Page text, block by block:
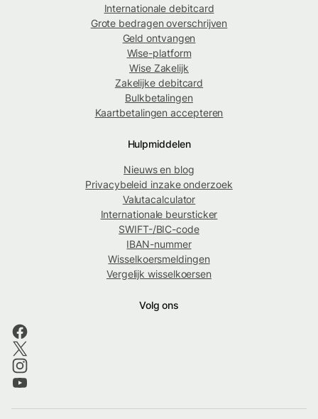
Internationale debitcard
Grote bedragen overschrijven
Geld ontvangen
Wise-platform
Wise Zakelijk
Zakelijke debitcard
Bulkbetalingen
Kaartbetalingen accepteren
Hulpmiddelen
Nieuws en blog
Privacybeleid inzake onderzoek
Valutacalculator
Internationale beursticker
SWIFT-/BIC-code
IBAN-nummer
Wisselkoersmeldingen
Vergelijk wisselkoersen
Volg ons